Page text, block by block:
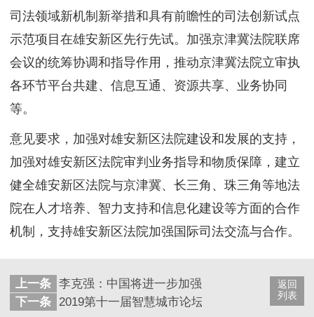
司法领域新机制新举措和具有前瞻性的司法创新试点
示范项目在雄安新区先行先试。加强京津冀法院联席
会议的统筹协调和指导作用，推动京津冀法院立审执
各环节平台共建、信息互通、资源共享、业务协同
等。
意见要求，加强对雄安新区法院建设和发展的支持，
加强对雄安新区法院审判业务指导和物质保障，建立
健全雄安新区法院与京津冀、长三角、珠三角等地法
院在人才培养、智力支持和信息化建设等方面的合作
机制，支持雄安新区法院加强国际司法交流与合作。
返回
列表
上一条 李克强：中国将进一步加强知识产权保护
下一条
2019第十一届智慧城市论坛将办